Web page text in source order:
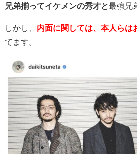
兄弟揃ってイケメンの秀才と最強兄
しかし、 内面に関しては、本人らは
てます。